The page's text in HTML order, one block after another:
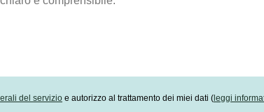
del servizio e autorizzo al trattamento dei miei dati ( leggi